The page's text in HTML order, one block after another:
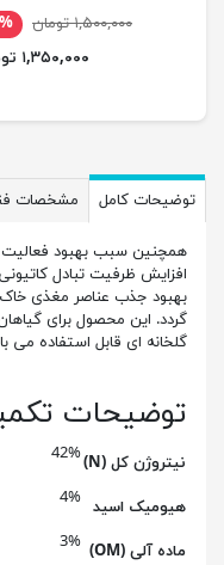
۱,۵۰۰,۰۰۰ تومان
۱,۳۵۰,۰۰۰ تومان
توضیحات کامل مشخصات
همچنین سبب بهبود فعالیت
افزایش ظرفیت تبادل
بهبود جذب عناصر مغذی
گردد. این محصول برای
گلخانه ای قابل استفاده می
توضیحات
نیتروژن کل (N) 42%
هیومیک اسید 4%
ماده آلی (OM) 3%